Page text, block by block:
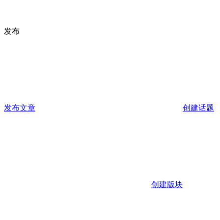
发布
发布文章 创建话题
创建版块